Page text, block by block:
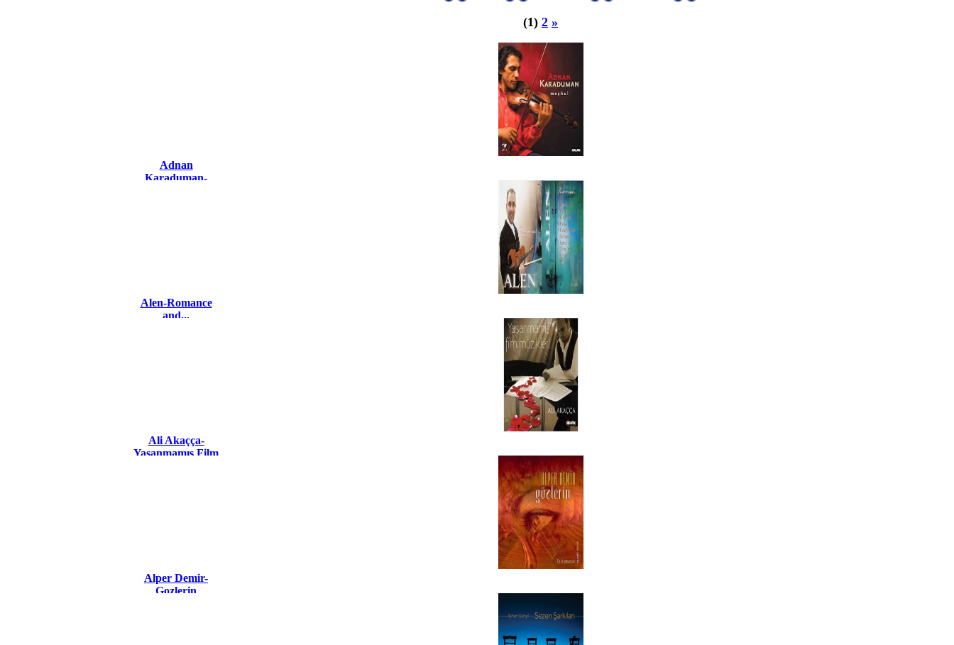
(1) 2 »
Adnan
Karaduman-
Alen-Romance
and...
Ali Akaçça-
Yaşanmamış Film
Alper Demir-
Gozlerin